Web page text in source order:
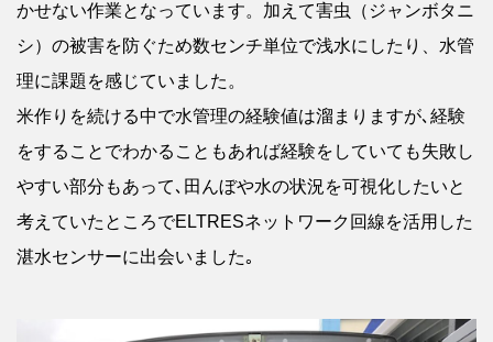
かせない作業となっています。加えて害虫（ジャンボタニ
シ）の被害を防ぐため数センチ単位で浅水にしたり、水管
理に課題を感じていました。
米作りを続ける中で水管理の経験値は溜まりますが､経験
をすることでわかることもあれば経験をしていても失敗し
やすい部分もあって､田んぼや水の状況を可視化したいと
考えていたところでELTRESネットワーク回線を活用した
湛水センサーに出会いました｡